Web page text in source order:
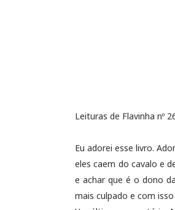
Leituras de Flavinha nº
Eu adorei esse livro.
eles caem do cavalo e
e achar que é o dono
mais culpado e com